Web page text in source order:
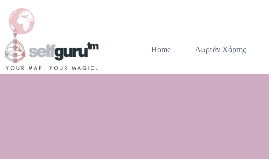
Home Δωρεάν Χάρτης